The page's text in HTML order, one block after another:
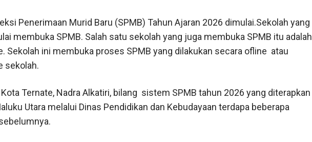
Penerimaan Murid Baru (SPMB) Tahun Ajaran 2026 dimulai.Sekolah yang
membuka SPMB. Salah satu sekolah yang juga membuka SPMB itu adalah
Sekolah ini membuka proses SPMB yang dilakukan secara ofline atau
sekolah.
Ternate, Nadra Alkatiri, bilang sistem SPMB tahun 2026 yang diterapkan
Utara melalui Dinas Pendidikan dan Kebudayaan terdapa beberapa